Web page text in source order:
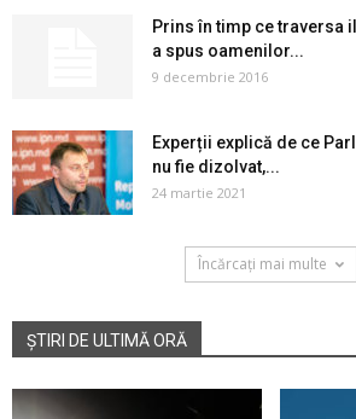
Prins în timp ce traversa
a spus oamenilor...
9 decembrie 2016
Experții explică de ce
nu fie dizolvat,...
24 martie 2021
Încărcați mai multe
ȘTIRI DE ULTIMĂ ORĂ